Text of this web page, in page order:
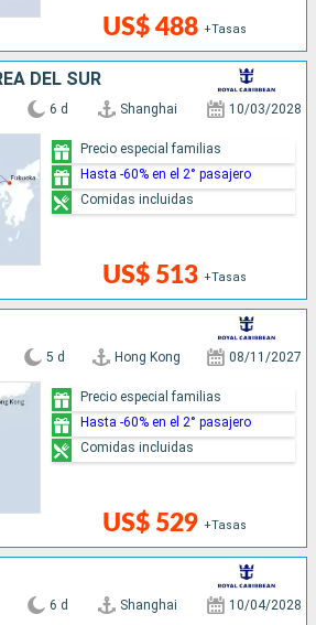
US$ 488 +Tasas
DEL SUR
6 d Shanghai 10/03/2028
US$ 513 +Tasas
Precio especial familias
Hasta -60% en el 2° pasajero
Comidas incluidas
5 d Hong Kong 08/11/2027
US$ 529 +Tasas
Precio especial familias
Hasta -60% en el 2° pasajero
Comidas incluidas
6 d Shanghai 10/04/2028